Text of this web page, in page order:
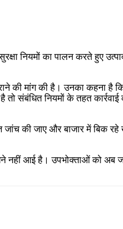
नियमों का पालन करते हुए
की मांग की है। उनका कहना है
संबंधित नियमों के तहत
जांच की जाए और बाजार में
आई है। उपभोक्ताओं को अब